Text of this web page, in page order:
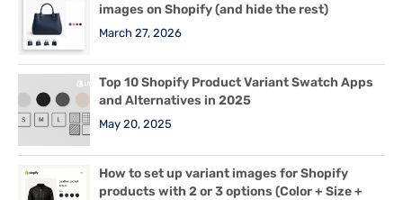
images on Shopify (and hide the rest)
March 27, 2026
Top 10 Shopify Product Variant Swatch Apps
and Alternatives in 2025
May 20, 2025
How to set up variant images for Shopify
products with 2 or 3 options (Color + Size +